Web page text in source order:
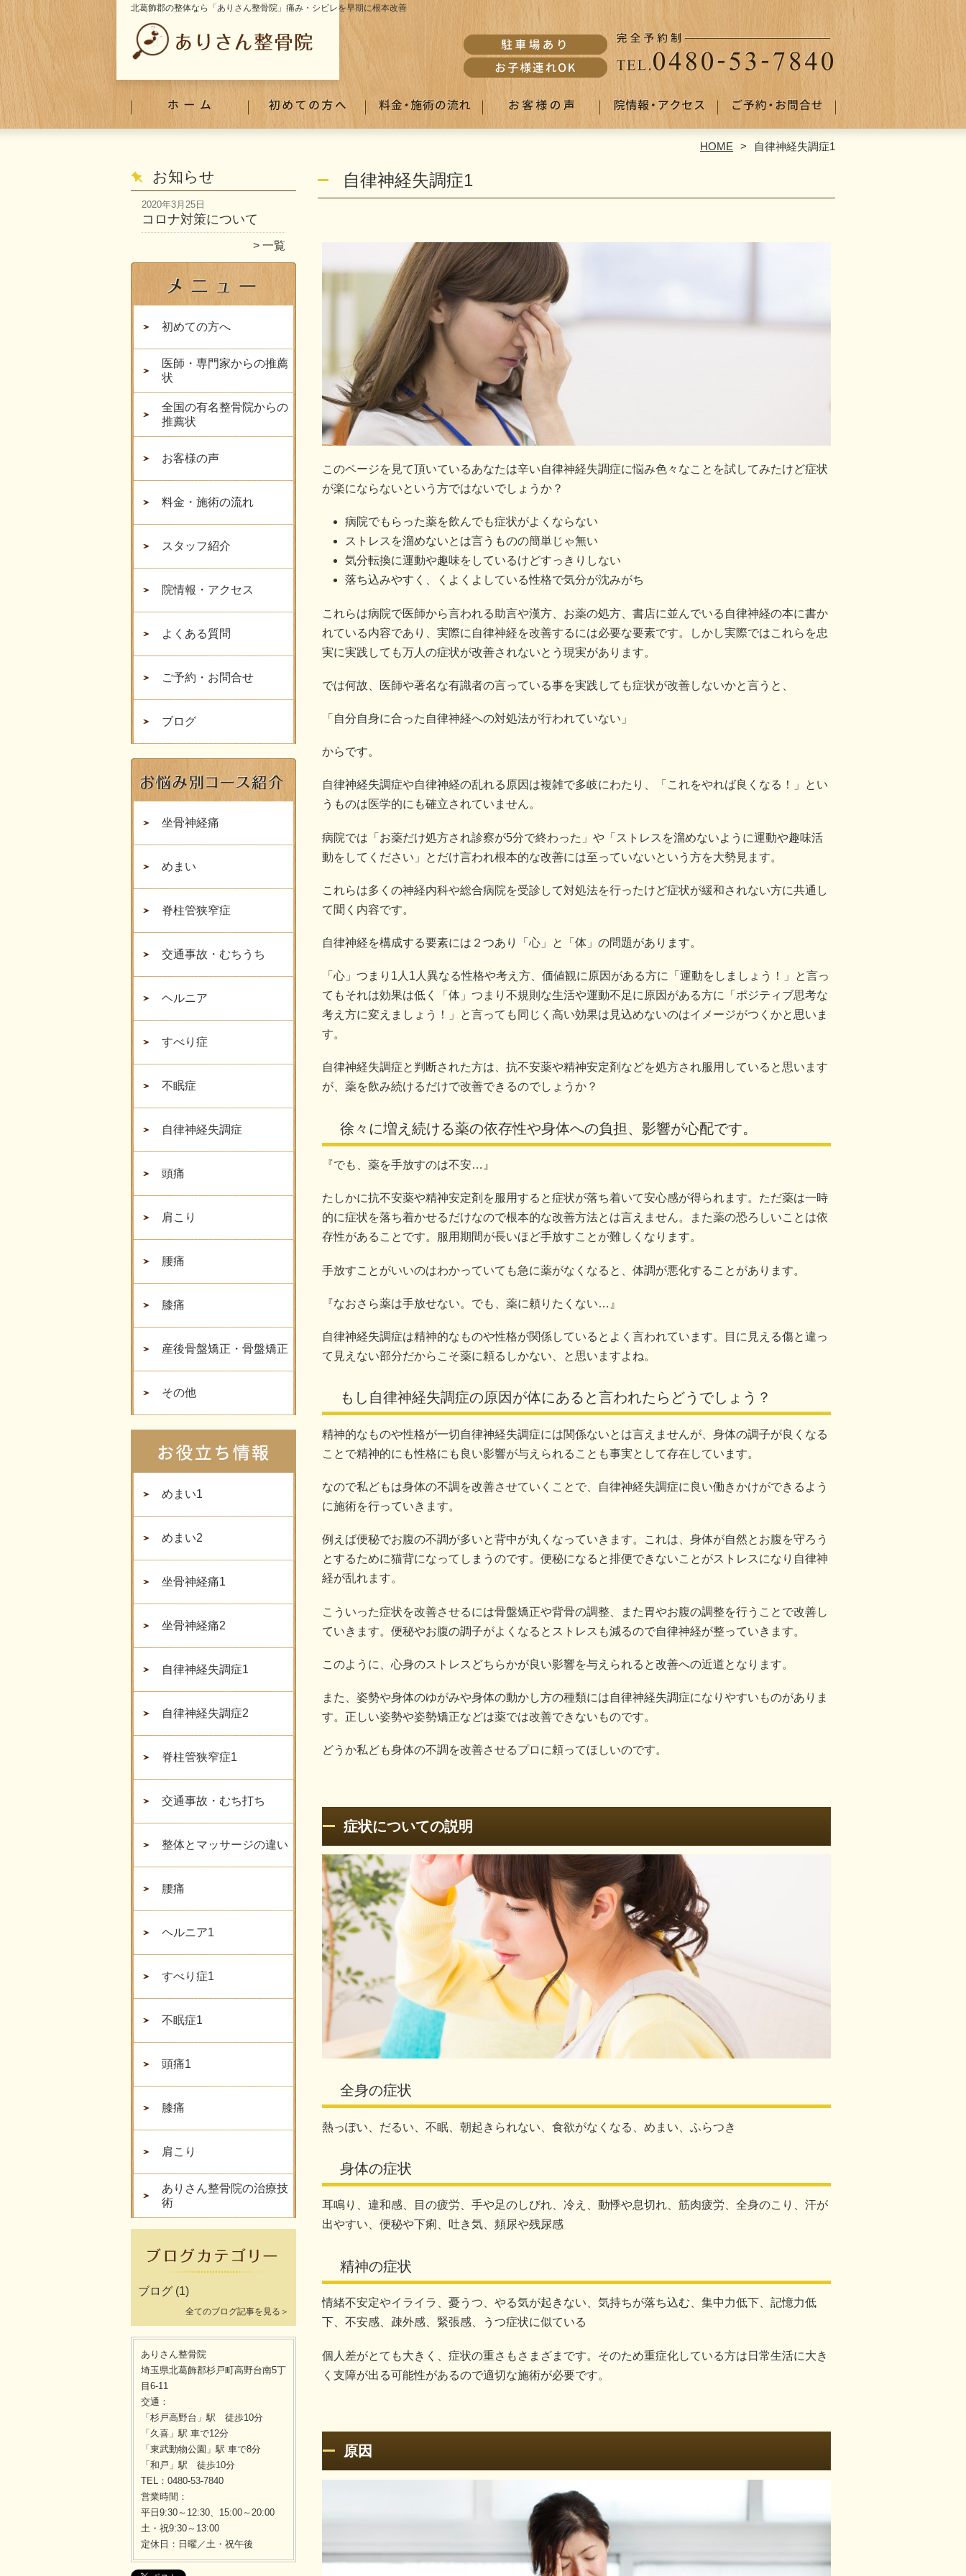
北葛飾郡の整体なら「ありさん整骨院」痛み・シビレを早期に根本改善
HOME 自律神経失調症1
お知らせ
2020年3月25日
コロナ対策について
一覧
初めての方へ
医師・専門家からの推薦
状
全国の有名整骨院からの
推薦状
お客様の声
料金・施術の流れ
スタッフ紹介
院情報・アクセス
よくある質問
ご予約・お問合せ
ブログ
坐骨神経痛
めまい
脊柱管狭窄症
交通事故・むちうち
ヘルニア
すべり症
不眠症
自律神経失調症
頭痛
肩こり
腰痛
膝痛
産後骨盤矯正・骨盤矯正
その他
めまい1
めまい2
坐骨神経痛1
坐骨神経痛2
自律神経失調症1
自律神経失調症2
脊柱管狭窄症1
交通事故・むち打ち
整体とマッサージの違い
腰痛
ヘルニア1
すべり症1
不眠症1
頭痛1
膝痛
肩こり
ありさん整骨院の治療技
術
ブログ (1)
全てのブログ記事を見る＞
ありさん整骨院
埼玉県北葛飾郡杉戸町高野台南5丁
目6-11
交通：
「杉戸高野台」駅 徒歩10分
「久喜」駅 車で12分
「東武動物公園」駅 車で8分
「和戸」駅 徒歩10分
TEL：0480-53-7840
営業時間：
平日9:30～12:30、15:00～20:00
土・祝9:30～13:00
定休日：日曜／土・祝午後
自律神経失調症1
このページを見て頂いているあなたは辛い自律神経失調症に悩み色々なことを試してみたけど症状
が楽にならないという方ではないでしょうか？
病院でもらった薬を飲んでも症状がよくならない
ストレスを溜めないとは言うものの簡単じゃ無い
気分転換に運動や趣味をしているけどすっきりしない
落ち込みやすく、くよくよしている性格で気分が沈みがち
これらは病院で医師から言われる助言や漢方、お薬の処方、書店に並んでいる自律神経の本に書か
れている内容であり、実際に自律神経を改善するには必要な要素です。しかし実際ではこれらを忠
実に実践しても万人の症状が改善されないとう現実があります。
では何故、医師や著名な有識者の言っている事を実践しても症状が改善しないかと言うと、
「自分自身に合った自律神経への対処法が行われていない」
からです。
自律神経失調症や自律神経の乱れる原因は複雑で多岐にわたり、「これをやれば良くなる！」とい
うものは医学的にも確立されていません。
病院では「お薬だけ処方され診察が5分で終わった」や「ストレスを溜めないように運動や趣味活
動をしてください」とだけ言われ根本的な改善には至っていないという方を大勢見ます。
これらは多くの神経内科や総合病院を受診して対処法を行ったけど症状が緩和されない方に共通し
て聞く内容です。
自律神経を構成する要素には２つあり「心」と「体」の問題があります。
「心」つまり1人1人異なる性格や考え方、価値観に原因がある方に「運動をしましょう！」と言っ
てもそれは効果は低く「体」つまり不規則な生活や運動不足に原因がある方に「ポジティブ思考な
考え方に変えましょう！」と言っても同じく高い効果は見込めないのはイメージがつくかと思いま
す。
自律神経失調症と判断された方は、抗不安薬や精神安定剤などを処方され服用していると思います
が、薬を飲み続けるだけで改善できるのでしょうか？
徐々に増え続ける薬の依存性や身体への負担、影響が心配です。
『でも、薬を手放すのは不安…』
たしかに抗不安薬や精神安定剤を服用すると症状が落ち着いて安心感が得られます。ただ薬は一時
的に症状を落ち着かせるだけなので根本的な改善方法とは言えません。また薬の恐ろしいことは依
存性があることです。服用期間が長いほど手放すことが難しくなります。
手放すことがいいのはわかっていても急に薬がなくなると、体調が悪化することがあります。
『なおさら薬は手放せない。でも、薬に頼りたくない…』
自律神経失調症は精神的なものや性格が関係しているとよく言われています。目に見える傷と違っ
て見えない部分だからこそ薬に頼るしかない、と思いますよね。
もし自律神経失調症の原因が体にあると言われたらどうでしょう？
精神的なものや性格が一切自律神経失調症には関係ないとは言えませんが、身体の調子が良くなる
ことで精神的にも性格にも良い影響が与えられることも事実として存在しています。
なので私どもは身体の不調を改善させていくことで、自律神経失調症に良い働きかけができるよう
に施術を行っていきます。
例えば便秘でお腹の不調が多いと背中が丸くなっていきます。これは、身体が自然とお腹を守ろう
とするために猫背になってしまうのです。便秘になると排便できないことがストレスになり自律神
経が乱れます。
こういった症状を改善させるには骨盤矯正や背骨の調整、また胃やお腹の調整を行うことで改善し
ていきます。便秘やお腹の調子がよくなるとストレスも減るので自律神経が整っていきます。
このように、心身のストレスどちらかが良い影響を与えられると改善への近道となります。
また、姿勢や身体のゆがみや身体の動かし方の種類には自律神経失調症になりやすいものがありま
す。正しい姿勢や姿勢矯正などは薬では改善できないものです。
どうか私ども身体の不調を改善させるプロに頼ってほしいのです。
症状についての説明
全身の症状
熱っぽい、だるい、不眠、朝起きられない、食欲がなくなる、めまい、ふらつき
身体の症状
耳鳴り、違和感、目の疲労、手や足のしびれ、冷え、動悸や息切れ、筋肉疲労、全身のこり、汗が
出やすい、便秘や下痢、吐き気、頻尿や残尿感
精神の症状
情緒不安定やイライラ、憂うつ、やる気が起きない、気持ちが落ち込む、集中力低下、記憶力低
下、不安感、疎外感、緊張感、うつ症状に似ている
個人差がとても大きく、症状の重さもさまざまです。そのため重症化している方は日常生活に大き
く支障が出る可能性があるので適切な施術が必要です。
原因